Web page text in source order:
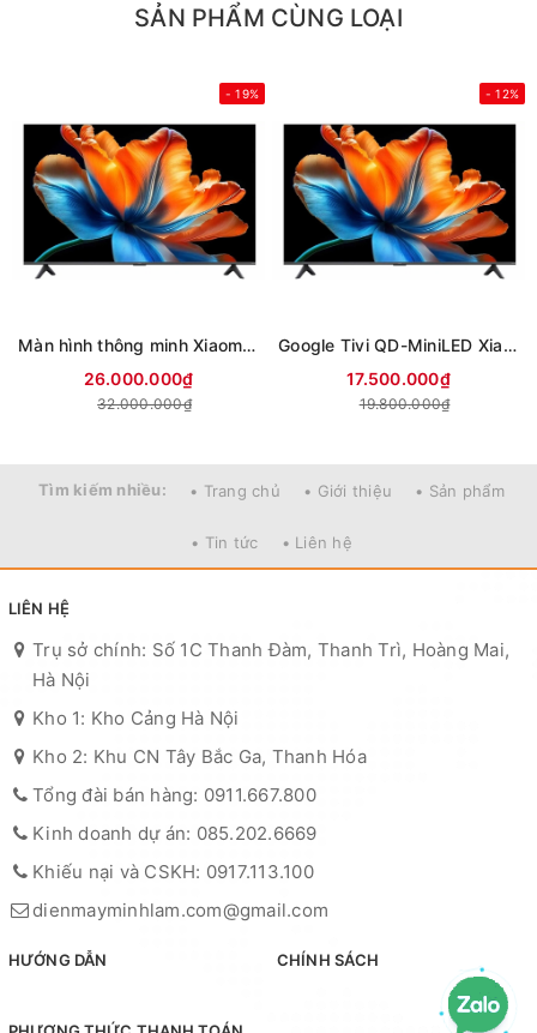
SẢN PHẨM CÙNG LOẠI
- 19%
Màn hình thông minh Xiaomi 4K 85 inch Smart Display S L85MC-STWN (Mới 2026)
26.000.000₫
32.000.000₫
- 12%
Google Tivi QD-MiniLED Xiaomi S 4K 75 inch L75MC-SSEA (Mới 2026)
17.500.000₫
19.800.000₫
Tìm kiếm nhiều: • Trang chủ • Giới thiệu • Sản phẩm
• Tin tức • Liên hệ
LIÊN HỆ
Trụ sở chính: Số 1C Thanh Đàm, Thanh Trì, Hoàng Mai,
Hà Nội
Kho 1: Kho Cảng Hà Nội
Kho 2: Khu CN Tây Bắc Ga, Thanh Hóa
Tổng đài bán hàng: 0911.667.800
Kinh doanh dự án: 085.202.6669
Khiếu nại và CSKH: 0917.113.100
dienmayminhlam.com@gmail.com
HƯỚNG DẪN CHÍNH SÁCH